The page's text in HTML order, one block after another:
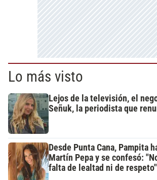
Lo más visto
Lejos de la televisión, el
Señuk, la periodista que
Desde Punta Cana, Pampita
Martín Pepa y se confesó:
falta de lealtad ni de respeto"